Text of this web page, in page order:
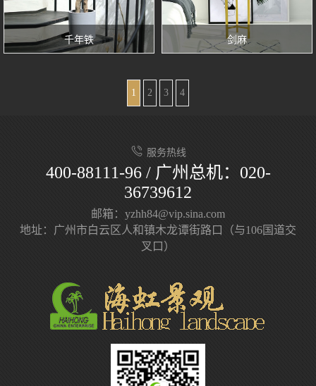
千年铁 剑麻
1 2 3 4
服务热线
400-88111-96 / 广州总机：020-
36739612
邮箱：yzhh84@vip.sina.com
地址：广州市白云区人和镇木龙谭街路口（与106国道交
叉口）